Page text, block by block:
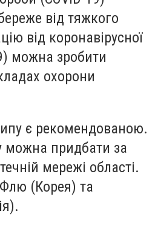
від тяжкого
від коронавірусної
можна зробити
охорони
є рекомендованою.
можна придбати за
мережі області.
(Корея) та